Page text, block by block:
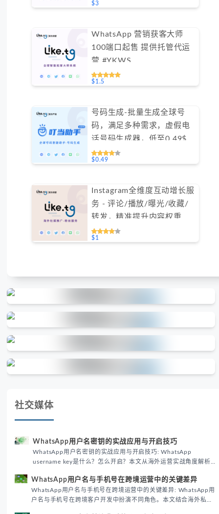
$3
WhatsApp 营销获客大师
100端口起售 提供托管代运
营 #YKWS
$1.5
号码生成-批量生成全球号
码，满足多种需求，虚假电
话号码生成器，低至0.49$/
天#GN016
$0.49
Instagram全维度互动增长服
务 - 评论/播放/曝光/收藏/
转发，精准提升内容权重
（不支持免费测试）
$1
社交媒体
WhatsApp用户名密钥的实战应用与开启技巧
WhatsApp用户名密钥的实战应用与开启技巧: WhatsApp
username key是什么？怎么开启？本文从海外运营实战角度解析
境团队高效触达目标客户。
WhatsApp用户名与手机号在跨境运营中的关键差异
WhatsApp用户名与手机号在跨境运营中的关键差异: WhatsApp用
户名与手机号在跨境客户开发中扮演不同角色。本文结合海外私域